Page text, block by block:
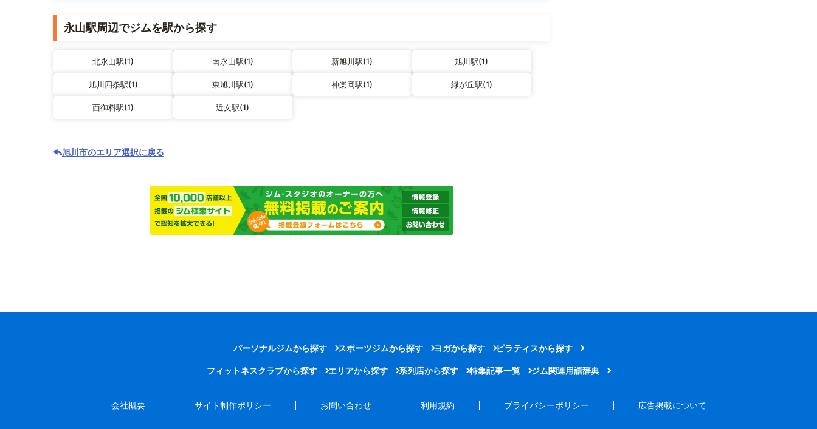
永山駅周辺でジムを駅から探す
北永山駅(1) 南永山駅(1) 新旭川駅(1) 旭川駅(1)
旭川四条駅(1) 東旭川駅(1) 神楽岡駅(1) 緑が丘駅(1)
西御料駅(1) 近文駅(1)
旭川市のエリア選択に戻る
パーソナルジムから探す スポーツジムから探す ヨガから探す ピラティスから探す
フィットネスクラブから探す エリアから探す 系列店から探す 特集記事一覧 ジム関連用語辞典
会社概要 サイト制作ポリシー お問い合わせ 利用規約 プライバシーポリシー 広告掲載について